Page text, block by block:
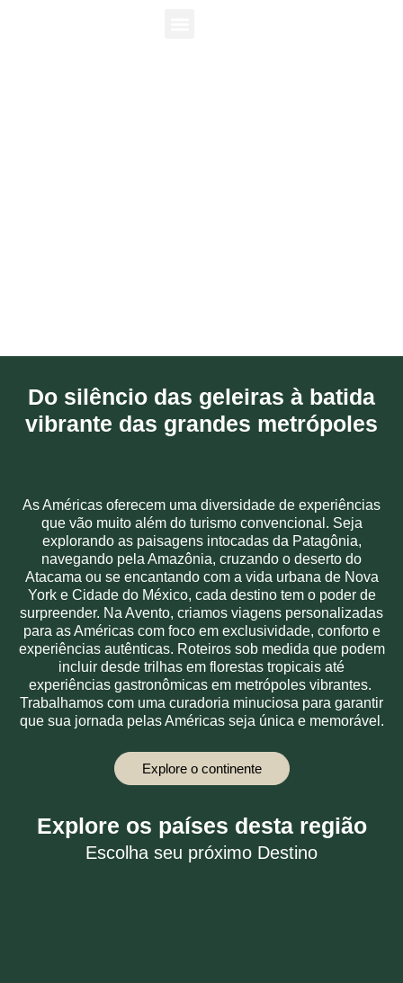
Do silêncio das geleiras à batida
vibrante das grandes metrópoles
As Américas oferecem uma diversidade de experiências
que vão muito além do turismo convencional. Seja
explorando as paisagens intocadas da Patagônia,
navegando pela Amazônia, cruzando o deserto do
Atacama ou se encantando com a vida urbana de Nova
York e Cidade do México, cada destino tem o poder de
surpreender. Na Avento, criamos viagens personalizadas
para as Américas com foco em exclusividade, conforto e
experiências autênticas. Roteiros sob medida que podem
incluir desde trilhas em florestas tropicais até
experiências gastronômicas em metrópoles vibrantes.
Trabalhamos com uma curadoria minuciosa para garantir
que sua jornada pelas Américas seja única e memorável.
Explore o continente
Explore os países desta região
Escolha seu próximo Destino